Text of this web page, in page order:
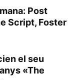
Post
Script, Foster
el seu
«The